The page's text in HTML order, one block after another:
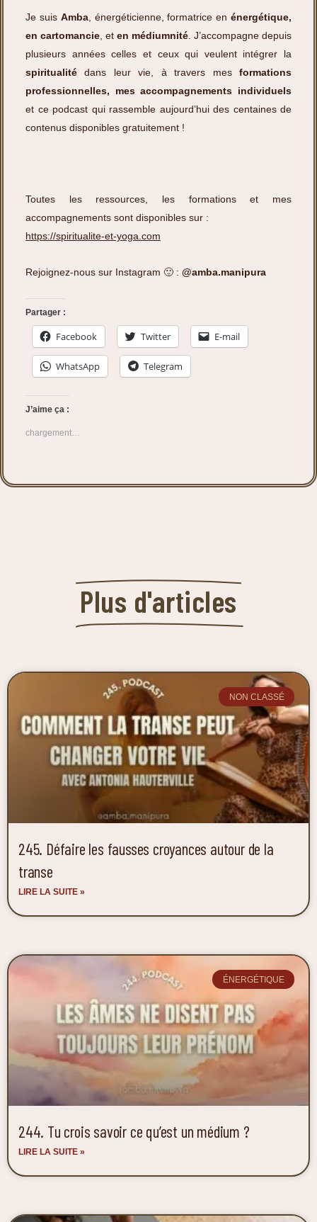
Je suis Amba, énergéticienne, formatrice enénergétique,
en cartomancie, et en médiumnité. J’accompagne depuis
plusieurs années celles et ceux qui veulent intégrer la
spiritualitédans leur vie, à travers mesformations
professionnelles, mes accompagnements individuels
et ce podcast qui rassemble aujourd’hui des centaines de
contenus disponibles gratuitement !
Toutes les ressources, les formations et mes
accompagnements sont disponibles sur :
https://spiritualite-et-yoga.com
Rejoignez-nous sur Instagram 🙂 : @amba.manipura
Partager :
Facebook Twitter E-mail
WhatsApp Telegram
J’aime ça :
chargement…
Plus d'articles
NON CLASSÉ
245. Défaire les fausses croyances autour de la
transe
LIRE LA SUITE »
ÉNERGÉTIQUE
244. Tu crois savoir ce qu’est un médium ?
LIRE LA SUITE »